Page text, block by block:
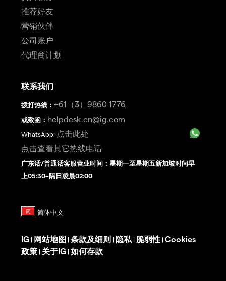
推荐好友
营销伙伴
公司账户
代理商计划
联系我们
拨打热线 ： +61（3）9860 1776
或致函： helpdesk.cn@ig.com
WhatsApp: 点击此处
点击查看其它热线电话
广东话/普通话客服营业时间：星期一至星期五新加坡时间早
上05:30–隔日凌晨02:00
IG | 网站地图 | 条款及细则 | 隐私 | 脆弱性 | Cookies
政策 | 关于IG | 如何存款